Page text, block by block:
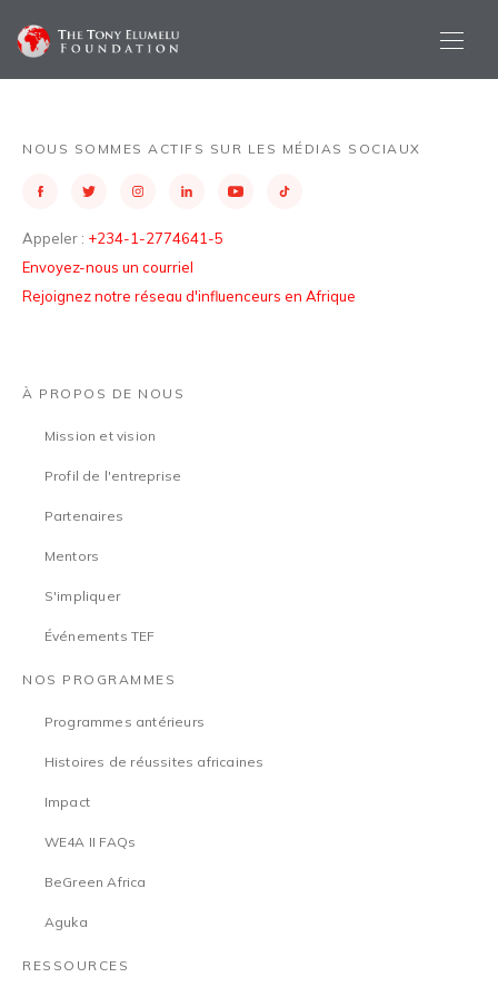
NOUS SOMMES ACTIFS SUR LES MÉDIAS SOCIAUX
Appeler : +234-1-2774641-5
Envoyez-nous un courriel
Rejoignez notre réseau d'influenceurs en Afrique
À PROPOS DE NOUS
Mission et vision
Profil de l'entreprise
Partenaires
Mentors
S'impliquer
Événements TEF
NOS PROGRAMMES
Programmes antérieurs
Histoires de réussites africaines
Impact
WE4A II FAQs
BeGreen Africa
Aguka
RESSOURCES